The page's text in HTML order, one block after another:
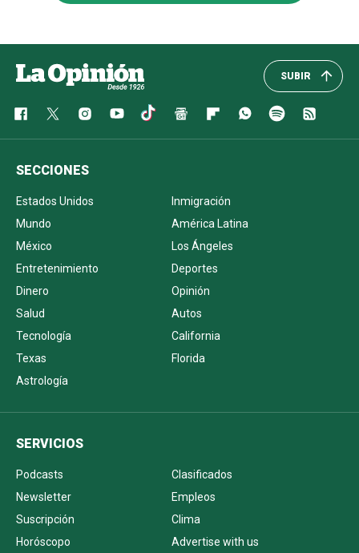
SUBIR
SECCIONES
Estados Unidos
Inmigración
Mundo
América Latina
México
Los Ángeles
Entretenimiento
Deportes
Dinero
Opinión
Salud
Autos
Tecnología
California
Texas
Florida
Astrología
SERVICIOS
Podcasts
Clasificados
Newsletter
Empleos
Suscripción
Clima
Horóscopo
Advertise with us